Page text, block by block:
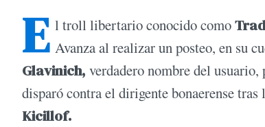
E l troll libertario conocido como
Avanza al realizar un posteo, en su
Glavinich, verdadero nombre del
disparó contra el dirigente bonaerense
Kicillof.